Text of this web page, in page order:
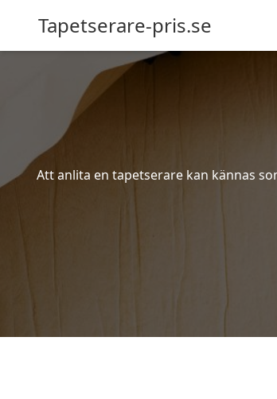
Tapetserare-pris.se
Att anlita en tapetserare kan kännas